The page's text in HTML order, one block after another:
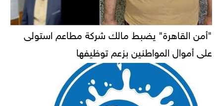
"أمن القاهرة" يضبط مالك شركة مطاعم استولى
على أموال المواطنين بزعم توظيفها